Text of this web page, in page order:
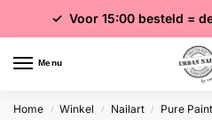
✓ Gratis verzending
✓ Voor 15:00 besteld =
✓ Meer dan
Menu
Home / Winkel / Nailart / Pure